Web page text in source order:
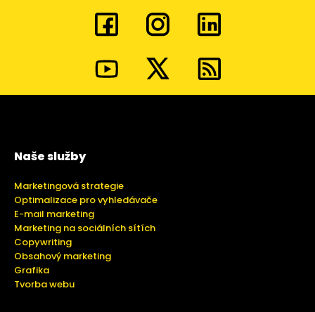
Naše služby
Marketingová strategie
Optimalizace pro vyhledávače
E-mail marketing
Marketing na sociálních sítích
Copywriting
Obsahový marketing
Grafika
Tvorba webu